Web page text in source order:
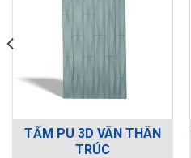
TẤM PU 3D VÂN THÂN
TRÚC